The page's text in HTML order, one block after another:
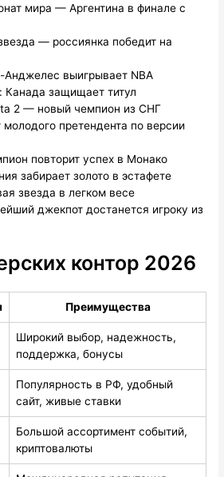
мира — Аргентина в финале с
— россиянка победит на
Анджелес выигрывает NBA
Канада защищает титул
2 — новый чемпион из СНГ
молодого претендента по версии
повторит успех в Монако
забирает золото в эстафете
звезда в легком весе
джекпот достанется игроку из
контор 2026
Преимущества
Широкий выбор, надежность,
поддержка, бонусы
Популярность в РФ, удобный
сайт, живые ставки
Большой ассортимент событий,
криптовалюты